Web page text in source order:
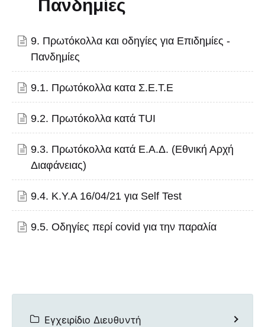
Πανδημίες
9. Πρωτόκολλα και οδηγίες για Επιδημίες -
Πανδημίες
9.1. Πρωτόκολλα κατα Σ.Ε.Τ.Ε
9.2. Πρωτόκολλα κατά TUI
9.3. Πρωτόκολλα κατά Ε.Α.Δ. (Εθνική Αρχή
Διαφάνειας)
9.4. Κ.Υ.Α 16/04/21 για Self Test
9.5. Οδηγίες περί covid για την παραλία
Εγχειρίδιο Διευθυντή